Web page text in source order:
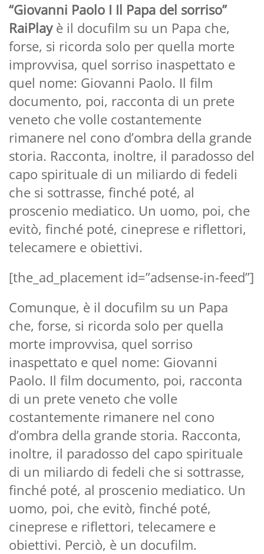
“Giovanni Paolo I Il Papa del sorriso”
RaiPlayè il docufilm su un Papa che,
forse, si ricorda solo per quella morte
improvvisa, quel sorriso inaspettato e
quel nome: Giovanni Paolo. Il film
documento, poi, racconta di un prete
veneto che volle costantemente
rimanere nel cono d’ombra della grande
storia. Racconta, inoltre, il paradosso del
capo spirituale di un miliardo di fedeli
che si sottrasse, finché poté, al
proscenio mediatico. Un uomo, poi, che
evitò, finché poté, cineprese e riflettori,
telecamere e obiettivi.
[the_ad_placement id=”adsense-in-feed”]
Comunque, è il docufilm su un Papa
che, forse, si ricorda solo per quella
morte improvvisa, quel sorriso
inaspettato e quel nome: Giovanni
Paolo. Il film documento, poi, racconta
di un prete veneto che volle
costantemente rimanere nel cono
d’ombra della grande storia. Racconta,
inoltre, il paradosso del capo spirituale
di un miliardo di fedeli che si sottrasse,
finché poté, al proscenio mediatico. Un
uomo, poi, che evitò, finché poté,
cineprese e riflettori, telecamere e
obiettivi. Perciò, è un docufilm.